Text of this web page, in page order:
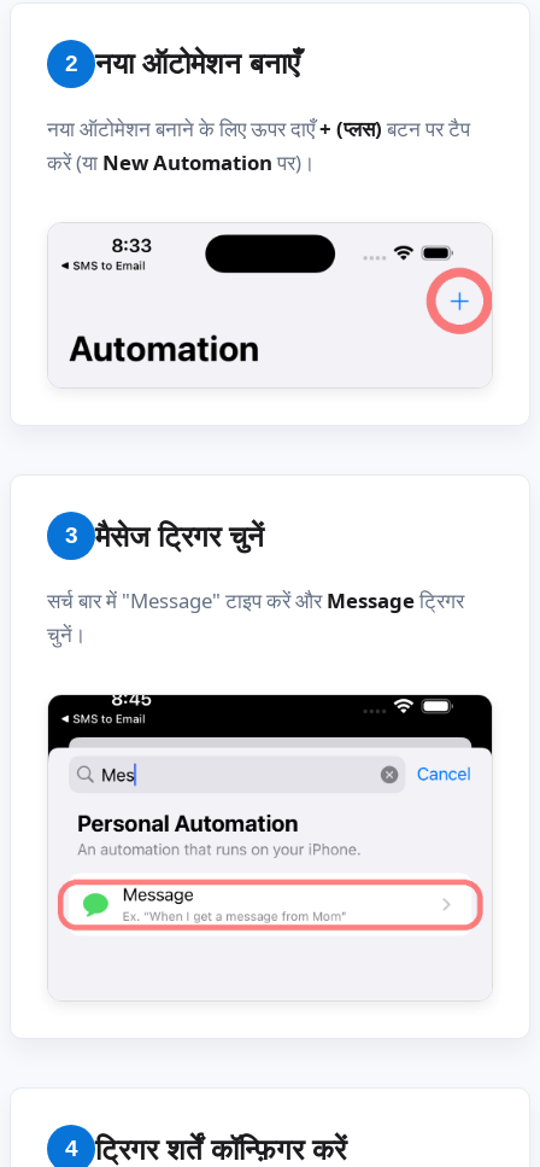
2 नया ऑटोमेशन बनाएँ
नया ऑटोमेशन बनाने के लिए ऊपर दाएँ+ (प्लस) बटन पर टैप
करें (या New Automation पर)।
3 मैसेज ट्रिगर चुनें
सर्च बार में "Message" टाइप करें औरMessageट्रिगर
चुनें।
4 ट्रिगर शर्तें कॉन्फ़िगर करें